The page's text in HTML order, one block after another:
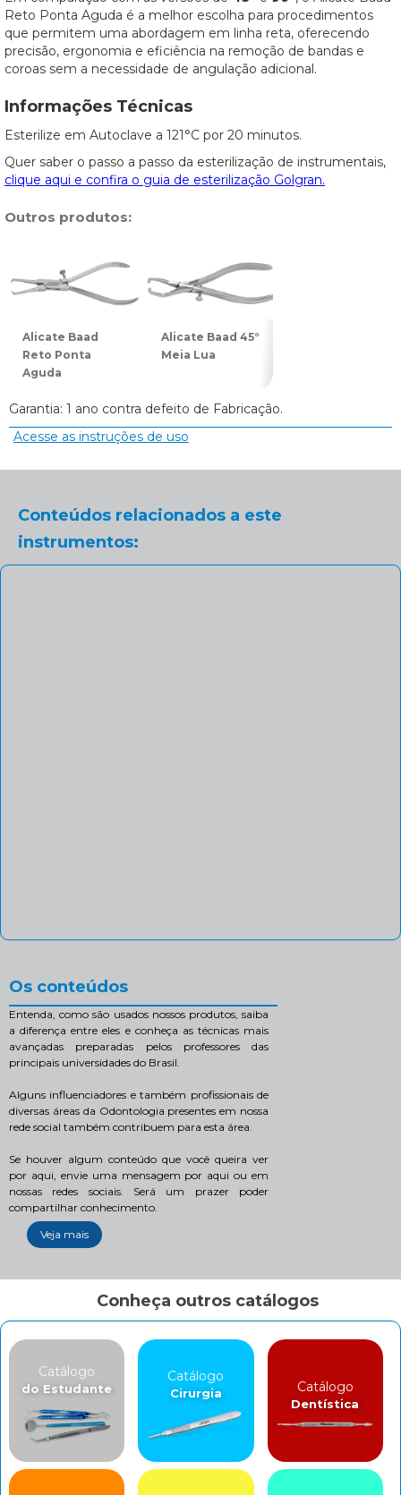
Reto Ponta Aguda é a melhor escolha para procedimentos
que permitem uma abordagem em linha reta, oferecendo
precisão, ergonomia e eficiência na remoção de bandas e
coroas sem a necessidade de angulação adicional.
Informações Técnicas
Esterilize em Autoclave a 121°C por 20 minutos.
Quer saber o passo a passo da esterilização de instrumentais,
clique aqui e confira o guia de esterilização Golgran.
Outros produtos:
Alicate Baad
Reto Ponta
Aguda
Alicate Baad 45°
Meia Lua
Garantia: 1 ano contra defeito de Fabricação.
Acesse as instruções de uso
Conteúdos relacionados a este
instrumentos:
Os conteúdos
Entenda, como são usados nossos produtos, saiba
a diferença entre eles e conheça as técnicas mais
avançadas preparadas pelos professores das
principais universidades do Brasil.
Alguns influenciadores e também profissionais de
diversas áreas da Odontologia presentes em nossa
rede social também contribuem para esta área.
Se houver algum conteúdo que você queira ver
por aqui, envie uma mensagem por aqui ou em
nossas redes sociais. Será um prazer poder
compartilhar conhecimento.
Veja mais
Conheça outros catálogos
Catálogo
do Estudante
Catálogo
Cirurgia Catálogo
Dentística